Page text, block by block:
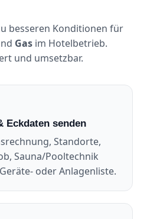
besseren Konditionen für
Gas im Hotelbetrieb.
und umsetzbar.
Eckdaten senden
Standorte,
Sauna/Pooltechnik
oder Anlagenliste.